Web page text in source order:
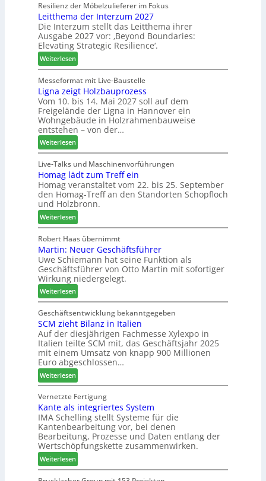
S
o
r
t
i
m
e
n
t
n
u
n
g
e
n
f
ü
r
P
l
a
n
t
a
g
m
e
l
l
o
-
F
r
ä
s
e
r
u
n
d
-
V
e
r
b
i
n
d
e
r
Resilienz der Möbelzulieferer im Fokus
Leitthema der Interzum 2027
Die Interzum stellt das Leitthema ihrer
Ausgabe 2027 vor: ‚Beyond Boundaries:
Elevating Strategic Resilience‘.
Weiterlesen:
L
e
i
t
t
h
e
m
a
d
e
r
I
n
t
e
r
z
u
m
2
0
2
7
Messeformat mit Live-Baustelle
Ligna zeigt Holzbauprozess
Vom 10. bis 14. Mai 2027 soll auf dem
Freigelände der Ligna in Hannover ein
Wohngebäude in Holzrahmenbauweise
entstehen – von der…
Weiterlesen:
L
i
g
n
a
z
e
i
g
t
H
o
l
z
b
a
u
p
r
o
z
e
s
s
Live-Talks und Maschinenvorführungen
Homag lädt zum Treff ein
Homag veranstaltet vom 22. bis 25. September
den Homag-Treff an den Standorten Schopfloch
und Holzbronn.
Weiterlesen:
H
o
m
a
g
l
ä
d
t
z
u
m
T
r
e
f
f
e
i
n
Robert Haas übernimmt
Martin: Neuer Geschäftsführer
Uwe Schiemann hat seine Funktion als
Geschäftsführer von Otto Martin mit sofortiger
Wirkung niedergelegt.
Weiterlesen:
M
a
r
t
n
:
N
e
u
e
r
G
e
s
c
h
Geschäftsentwicklung bekanntgegeben
SCM zieht Bilanz in Italien
Auf der diesjährigen Fachmesse Xylexpo in
Italien teilte SCM mit, das Geschäftsjahr 2025
mit einem Umsatz von knapp 900 Millionen
Euro abgeschlossen…
Weiterlesen:
S
C
M
z
i
e
h
t
B
Vernetzte Fertigung
Kante als integriertes System
IMA Schelling stellt Systeme für die
Kantenbearbeitung vor, bei denen
Bearbeitung, Prozesse und Daten entlang der
Wertschöpfungskette zusammenwirken.
Weiterlesen:
K